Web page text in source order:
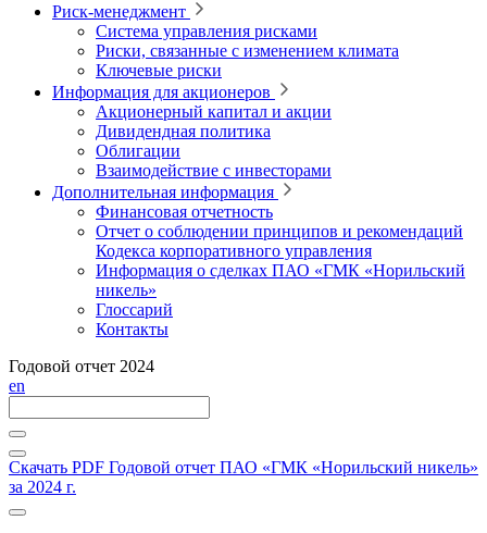
Риск-менеджмент
Система управления рисками
Риски, связанные с изменением климата
Ключевые риски
Информация для акционеров
Акционерный капитал и акции
Дивидендная политика
Облигации
Взаимодействие с инвесторами
Дополнительная информация
Финансовая отчетность
Отчет о соблюдении принципов и рекомендаций
Кодекса корпоративного управления
Информация о сделках ПАО «ГМК «Норильский
никель»
Глоссарий
Контакты
Годовой отчет 2024
en
Скачать PDF Годовой отчет ПАО «ГМК «Норильский никель»
за 2024 г.